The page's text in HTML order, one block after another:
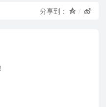
分享到：